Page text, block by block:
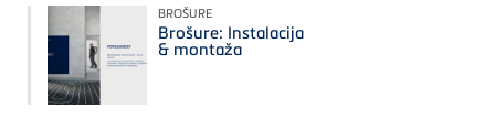
BROŠURE
Brošure: Instalacija
& montaža